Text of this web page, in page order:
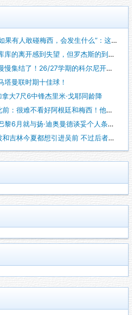
有人敢碰梅西，会发生什么”：这种
离开感到失望，但罗杰斯的到来又让我
集结了！26/27学期的科尔尼开学了
塔曼联时期十佳球！
大7尺6中锋杰里米·戈耶同龄降
很难不看好阿根廷和梅西！他们会成
6月就与扬·迪奥曼德谈妥个人条款 俱
吉林今夏都想引进吴前 不过后者更想